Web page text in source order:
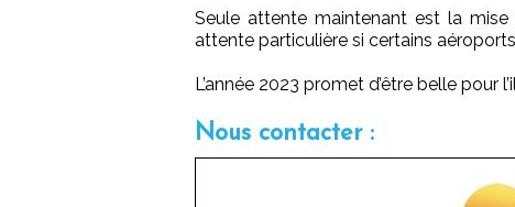
Seule attente maintenant est la
attente particulière si certains
L’année 2023 promet d’être belle pour
Nous contacter :